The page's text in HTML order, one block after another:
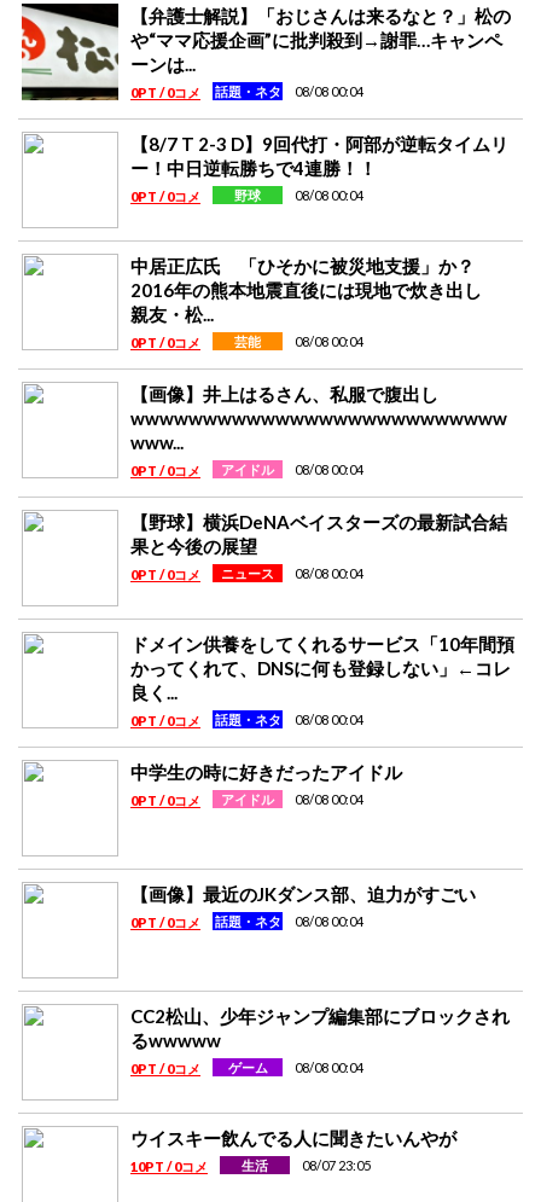
【弁護士解説】「おじさんは来るなと？」松の
や“ママ応援企画”に批判殺到→謝罪…キャンペ
ーンは...
0PT / 0コメ 話題・ネタ 08/08 00:04
【8/7 T 2-3 D】9回代打・阿部が逆転タイムリ
ー！中日逆転勝ちで4連勝！！
0PT / 0コメ 野球 08/08 00:04
中居正広氏 「ひそかに被災地支援」か？
2016年の熊本地震直後には現地で炊き出し
親友・松...
0PT / 0コメ 芸能 08/08 00:04
【画像】井上はるさん、私服で腹出し
wwwwwwwwwwwwwwwwwwwwwwwwww
www...
0PT / 0コメ アイドル 08/08 00:04
【野球】横浜DeNAベイスターズの最新試合結
果と今後の展望
0PT / 0コメ ニュース 08/08 00:04
ドメイン供養をしてくれるサービス「10年間預
かってくれて、DNSに何も登録しない」←コレ
良く...
0PT / 0コメ 話題・ネタ 08/08 00:04
中学生の時に好きだったアイドル
0PT / 0コメ アイドル 08/08 00:04
【画像】最近のJKダンス部、迫力がすごい
0PT / 0コメ 話題・ネタ 08/08 00:04
CC2松山、少年ジャンプ編集部にブロックされ
るwwwww
0PT / 0コメ ゲーム 08/08 00:04
ウイスキー飲んでる人に聞きたいんやが
10PT / 0コメ 生活 08/07 23:05